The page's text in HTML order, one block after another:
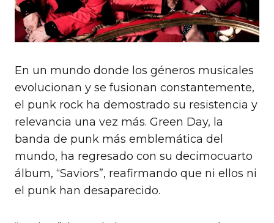
En un mundo donde los géneros musicales
evolucionan y se fusionan constantemente,
el punk rock ha demostrado su resistencia y
relevancia una vez más. Green Day, la
banda de punk más emblemática del
mundo, ha regresado con su decimocuarto
álbum, “Saviors”, reafirmando que ni ellos ni
el punk han desaparecido.